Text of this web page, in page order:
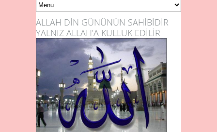
ALLAH DİN GÜNÜNÜN SAHİBİDİR
YALNIZ ALLAH’A KULLUK EDİLİR